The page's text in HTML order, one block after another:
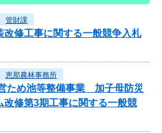
管財課
改修工事に関する一般競争入札
恵那農林事務所
ため池等整備事業 加子母防災
修第3期工事に関する一般競